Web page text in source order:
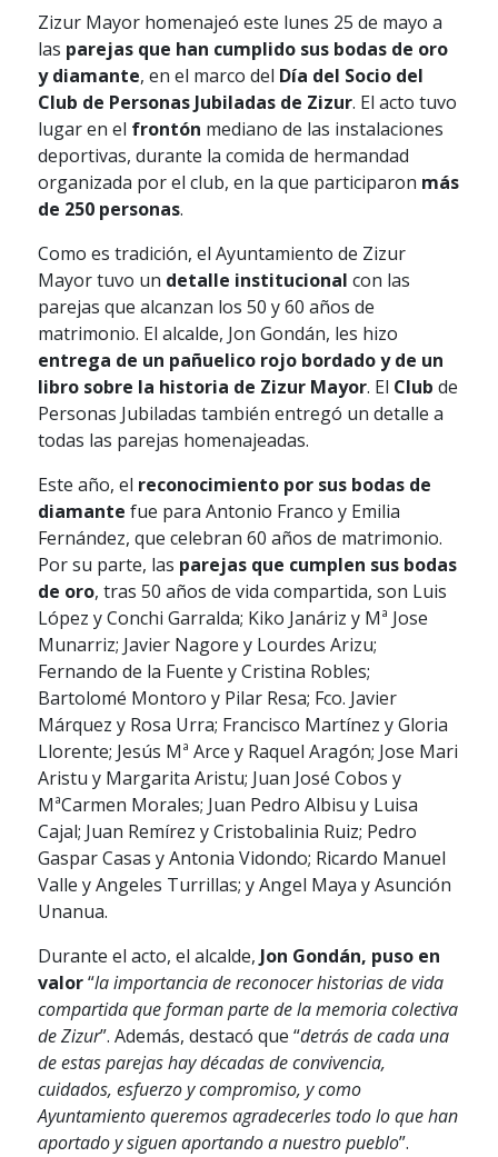
Zizur Mayor homenajeó este lunes 25 de mayo a
las parejas que han cumplido sus bodas de oro
y diamante, en el marco del Día del Socio del
Club de Personas Jubiladas de Zizur. El acto tuvo
lugar en el frontón mediano de las instalaciones
deportivas, durante la comida de hermandad
organizada por el club, en la que participaron más
de 250 personas.
Como es tradición, el Ayuntamiento de Zizur
Mayor tuvo un detalle institucional con las
parejas que alcanzan los 50 y 60 años de
matrimonio. El alcalde, Jon Gondán, les hizo
entrega de un pañuelico rojo bordado y de un
libro sobre la historia de Zizur Mayor. El Club de
Personas Jubiladas también entregó un detalle a
todas las parejas homenajeadas.
Este año, el reconocimiento por sus bodas de
diamante fue para Antonio Franco y Emilia
Fernández, que celebran 60 años de matrimonio.
Por su parte, las parejas que cumplen sus bodas
de oro, tras 50 años de vida compartida, son Luis
López y Conchi Garralda; Kiko Janáriz y Mª Jose
Munarriz; Javier Nagore y Lourdes Arizu;
Fernando de la Fuente y Cristina Robles;
Bartolomé Montoro y Pilar Resa; Fco. Javier
Márquez y Rosa Urra; Francisco Martínez y Gloria
Llorente; Jesús Mª Arce y Raquel Aragón; Jose Mari
Aristu y Margarita Aristu; Juan José Cobos y
MªCarmen Morales; Juan Pedro Albisu y Luisa
Cajal; Juan Remírez y Cristobalinia Ruiz; Pedro
Gaspar Casas y Antonia Vidondo; Ricardo Manuel
Valle y Angeles Turrillas; y Angel Maya y Asunción
Unanua.
Durante el acto, el alcalde, Jon Gondán, puso en
valor“la importancia de reconocer historias de vida
compartida que forman parte de la memoria colectiva
de Zizur”. Además, destacó que “detrás de cada una
de estas parejas hay décadas de convivencia,
cuidados, esfuerzo y compromiso, y como
Ayuntamiento queremos agradecerles todo lo que han
aportado y siguen aportando a nuestro pueblo”.